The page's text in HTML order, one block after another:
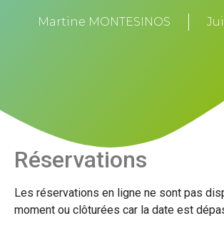
Martine MONTESINOS
Réservations
Les réservations en ligne ne sont pas
moment ou clôturées car la date est